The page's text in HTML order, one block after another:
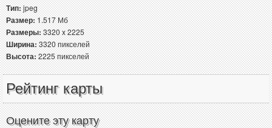
Тип:jpeg
Размер:1.517 Мб
Размеры:3320 x 2225
Ширина:3320 пикселей
Высота:2225 пикселей
Рейтинг карты
Оцените эту карту